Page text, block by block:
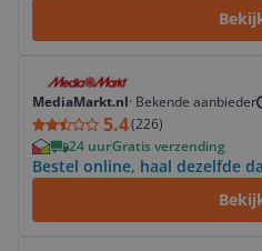
MediaMarkt.nl· Bekende aanbieder
5.4(226)
24 uurGratis verzending
Bestel online, haal dezelfde